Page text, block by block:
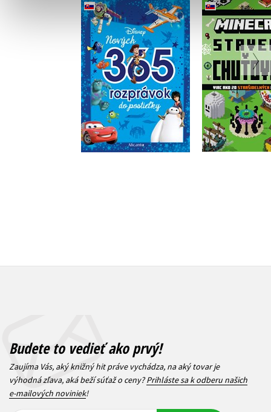
Disney - Nových 365
rozprávok do
postieľky
Kolektiv
Do košíka
15,29 €
Stavebné
Do
9,34
Budete to vedieť ako prvý!
Zaujíma Vás, aký knižný hit práve vychádza, na aký tovar je
výhodná zľava, aká beží súťaž o ceny?Prihláste sa k odberu našich
e-mailových noviniek!